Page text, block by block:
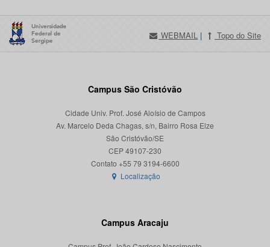
WEBMAIL | Topo do Site
Campus São Cristóvão
Cidade Univ. Prof. José Aloísio de Campos
Av. Marcelo Deda Chagas, s/n, Bairro Rosa Elze
São Cristóvão/SE
CEP 49107-230
Localização
Campus Aracaju